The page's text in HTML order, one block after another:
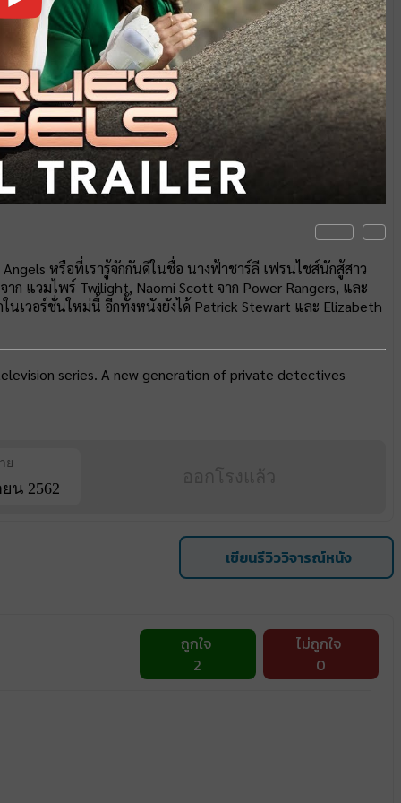
Angels หรือที่เรารู้จักกันดีในชื่อ นางฟ้าชาร์ลี เฟรนไชส์นักสู้สาว
ก แวมไพร์ Twilight, Naomi Scott จาก Power Rangers, และ
นเวอร์ชั่นใหม่นี้ อีกทั้งหนังยังได้ Patrick Stewart และ Elizabeth
series. A new generation of private detectives
ย
น 2562
เขียนรีวิววิจารณ์หนัง
ถูกใจ
2
ไม่ถูกใจ
0